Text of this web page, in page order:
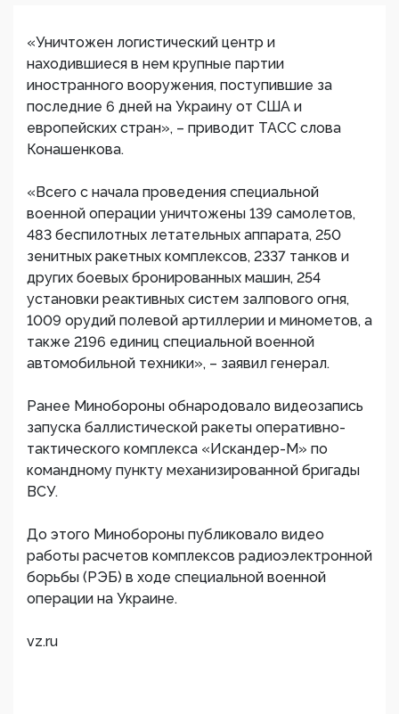
«Уничтожен логистический центр и
находившиеся в нем крупные партии
иностранного вооружения, поступившие за
последние 6 дней на Украину от США и
европейских стран», – приводит ТАСС слова
Конашенкова.
«Всего с начала проведения специальной
военной операции уничтожены 139 самолетов,
483 беспилотных летательных аппарата, 250
зенитных ракетных комплексов, 2337 танков и
других боевых бронированных машин, 254
установки реактивных систем залпового огня,
1009 орудий полевой артиллерии и минометов, а
также 2196 единиц специальной военной
автомобильной техники», – заявил генерал.
Ранее Минобороны обнародовало видеозапись
запуска баллистической ракеты оперативно-
тактического комплекса «Искандер-М» по
командному пункту механизированной бригады
ВСУ.
До этого Минобороны публиковало видео
работы расчетов комплексов радиоэлектронной
борьбы (РЭБ) в ходе специальной военной
операции на Украине.
vz.ru